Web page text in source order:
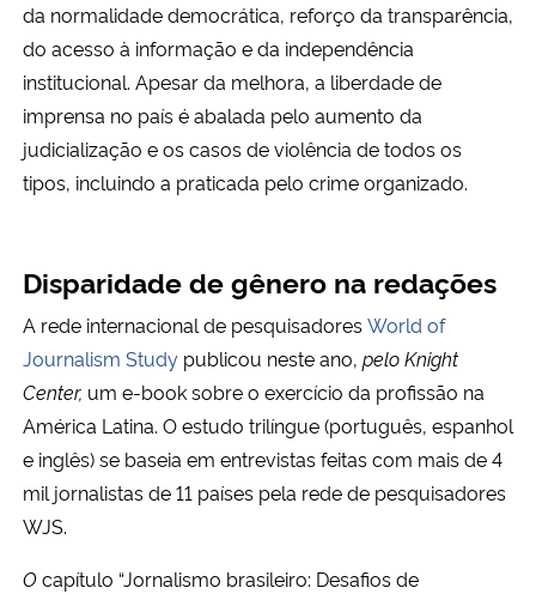
da normalidade democrática, reforço da transparência,
do acesso à informação e da independência
institucional. Apesar da melhora, a liberdade de
imprensa no país é abalada pelo aumento da
judicialização e os casos de violência de todos os
tipos, incluindo a praticada pelo crime organizado.
Disparidade de gênero na redações
A rede internacional de pesquisadoresWorld of
Journalism Study publicou neste ano, peloKnight
Center, um e-book sobre o exercício da profissão na
América Latina. O estudo trilíngue (português, espanhol
e inglês) se baseia em entrevistas feitas com mais de 4
mil jornalistas de 11 países pela rede de pesquisadores
WJS.
Ocapítulo “Jornalismo brasileiro: Desafios de